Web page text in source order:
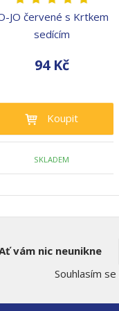
JO červené s Krtkem
sedícím
94 Kč
Koupit
SKLADEM
vám nic neunikne
Souhlasím se